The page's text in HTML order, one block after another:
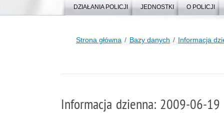
DZIAŁANIA POLICJI JEDNOSTKI O POLICJI
Strona główna Bazy danych Informacja
Informacja dzienna: 2009-06-19